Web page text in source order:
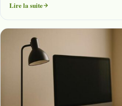
Lire la suite